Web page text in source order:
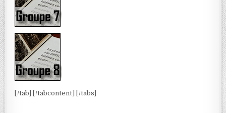
[/tab] [/tabcontent] [/tabs]